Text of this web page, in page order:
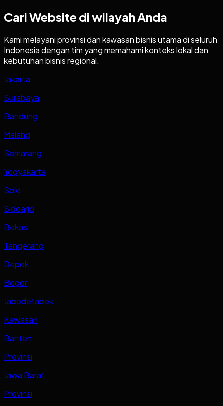
CariWebsite di wilayah Anda
Kami melayani provinsi dan kawasan bisnis utama di seluruh
Indonesia dengan tim yang memahami konteks lokal dan
kebutuhan bisnis regional.
Jakarta
Surabaya
Bandung
Malang
Semarang
Yogyakarta
Solo
Sidoarjo
Bekasi
Tangerang
Depok
Bogor
Jabodetabek
Kawasan
Banten
Provinsi
Jawa Barat
Provinsi